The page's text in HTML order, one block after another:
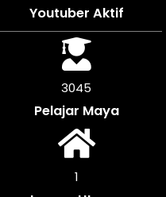
Youtuber Aktif
3459
Pelajar Maya
1